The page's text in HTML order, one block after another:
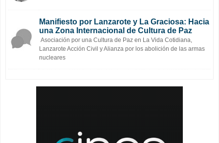
Manifiesto por Lanzarote y La Graciosa: Hacia
una Zona Internacional de Cultura de Paz
Asociación por una Cultura de Paz en La Vida Cotidiana,
Lanzarote Acción Civil y Alianza por los abolición de las armas
nucleares